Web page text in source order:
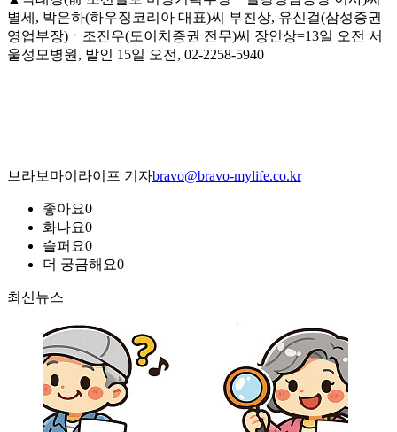
별세, 박은하(하우징코리아 대표)씨 부친상, 유신걸(삼성증권
영업부장)ㆍ조진우(도이치증권 전무)씨 장인상=13일 오전 서
울성모병원, 발인 15일 오전, 02-2258-5940
브라보마이라이프 기자bravo@bravo-mylife.co.kr
좋아요0
화나요0
슬퍼요0
더 궁금해요0
최신뉴스